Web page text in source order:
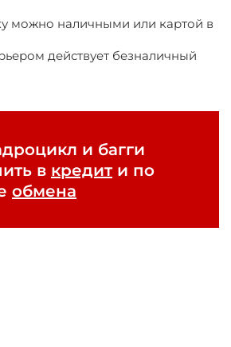
можно наличными или картой в
действует безналичный
и багги
в кредити по
обмена